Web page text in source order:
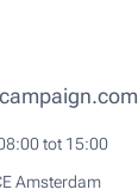
tot 15:00
Amsterdam